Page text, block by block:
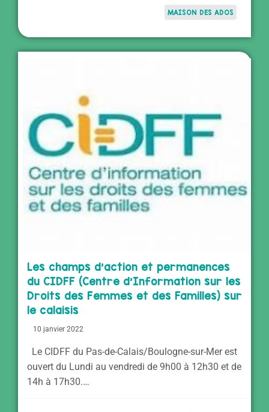
MAISON DES ADOS
Les champs d’action et permanences
du CIDFF (Centre d’Information sur les
Droits des Femmes et des Familles) sur
le calaisis
10 janvier 2022
Le CIDFF du Pas-de-Calais/Boulogne-sur-Mer est
ouvert du Lundi au vendredi de 9h00 à 12h30 et de
14h à 17h30.…